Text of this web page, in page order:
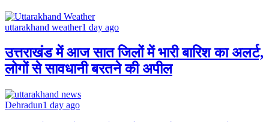
uttarakhand weather1 day ago
उत्तराखंड में आज सात जिलों में भारी बारिश का अलर्ट,
लोगों से सावधानी बरतने की अपील
Dehradun1 day ago